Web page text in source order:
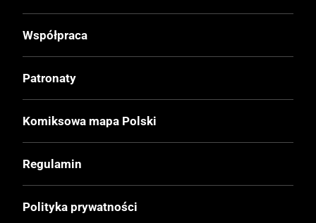
Współpraca
Patronaty
Komiksowa mapa Polski
Regulamin
Polityka prywatności